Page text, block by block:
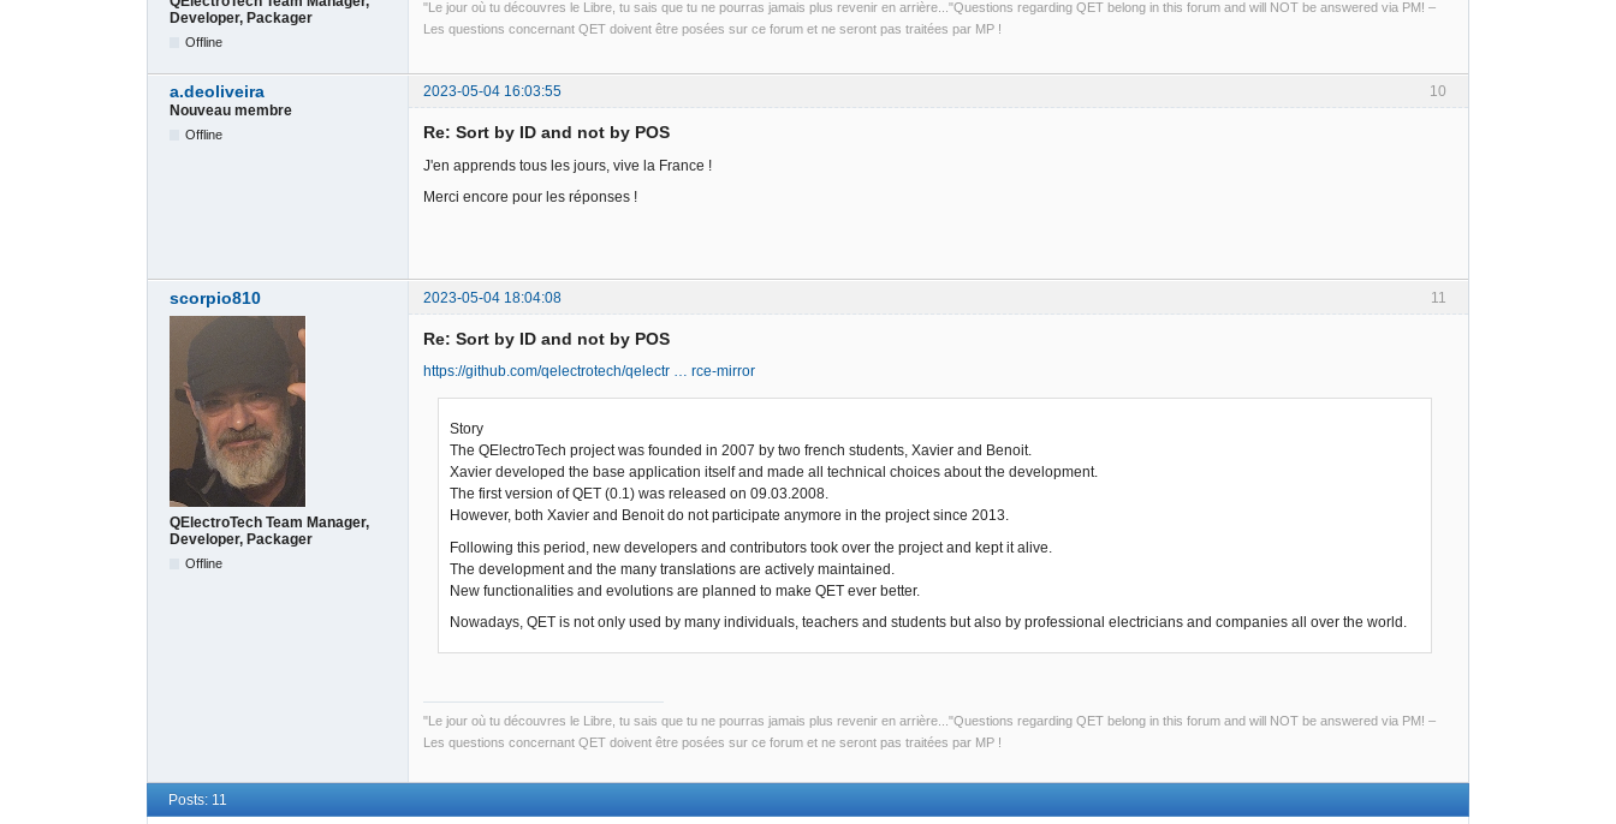
Developer, Packager
Offline
"Le jour où tu découvres le Libre, tu sais que tu ne pourras jamais plus revenir en arrière..."Questions regarding QET belong in this forum and will NOT be answered via PM! –
Les questions concernant QET doivent être posées sur ce forum et ne seront pas traitées par MP !
10
a.deoliveira
2023-05-04 16:03:55
Nouveau membre
Offline Re: Sort by ID and not by POS
J'en apprends tous les jours, vive la France !
Merci encore pour les réponses !
11
scorpio810 2023-05-04 18:04:08
QElectroTech Team Manager,
Developer, Packager
Offline
Re: Sort by ID and not by POS
https://github.com/qelectrotech/qelectr … rce-mirror
Story
The QElectroTech project was founded in 2007 by two french students, Xavier and Benoit.
Xavier developed the base application itself and made all technical choices about the development.
The first version of QET (0.1) was released on 09.03.2008.
However, both Xavier and Benoit do not participate anymore in the project since 2013.
Following this period, new developers and contributors took over the project and kept it alive.
The development and the many translations are actively maintained.
New functionalities and evolutions are planned to make QET ever better.
Nowadays, QET is not only used by many individuals, teachers and students but also by professional electricians and companies all over the world.
"Le jour où tu découvres le Libre, tu sais que tu ne pourras jamais plus revenir en arrière..."Questions regarding QET belong in this forum and will NOT be answered via PM! –
Les questions concernant QET doivent être posées sur ce forum et ne seront pas traitées par MP !
Posts: 11